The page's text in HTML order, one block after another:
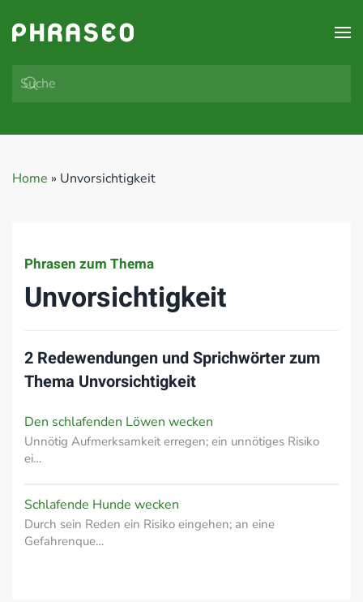
Zum Hauptinhalt springen
Home » Unvorsichtigkeit
Phrasen zum Thema
Unvorsichtigkeit
2 Redewendungen und Sprichwörter zum
Thema Unvorsichtigkeit
Den schlafenden Löwen wecken
Unnötig Aufmerksamkeit erregen; ein unnötiges Risiko
ei…
Schlafende Hunde wecken
Durch sein Reden ein Risiko eingehen; an eine
Gefahrenque…